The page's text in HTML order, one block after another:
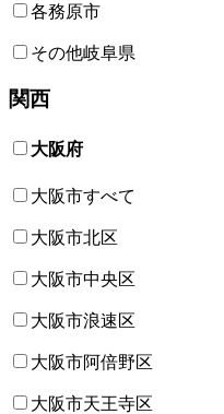
各務原市
その他岐阜県
関西
大阪府
大阪市すべて
大阪市北区
大阪市中央区
大阪市浪速区
大阪市阿倍野区
大阪市天王寺区